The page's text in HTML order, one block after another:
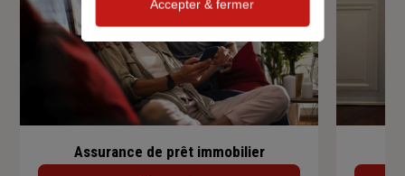
Assurance de prêt immobilier
Accepter & fermer